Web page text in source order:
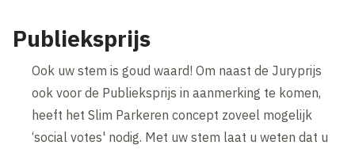
Publieksprijs
Ook uw stem is goud waard! Om naast de Juryprijs
ook voor de Publieksprijs in aanmerking te komen,
heeft het Slim Parkeren concept zoveel mogelijk
‘social votes' nodig. Met uw stem laat u weten dat u